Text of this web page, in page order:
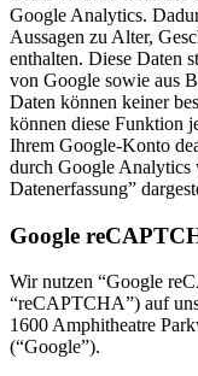
Google Analytics.
Aussagen zu Alter,
enthalten. Diese Daten
von Google sowie aus
Daten können keiner
können diese Funktion
Ihrem Google-Konto
durch Google Analytics
Datenerfassung”
Google
Wir nutzen “Google
“reCAPTCHA”) auf
1600 Amphitheatre
(“Google”).